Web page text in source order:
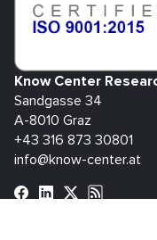
Know Center
Sandgasse 34
A-8010 Graz
+43 316 873 30801
info@know-center.at